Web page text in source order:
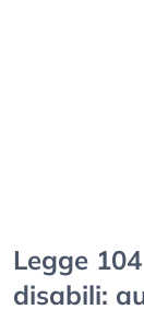
Legge
disabili: